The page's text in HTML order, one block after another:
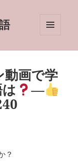
ーとウ
ット
画で学
―
？